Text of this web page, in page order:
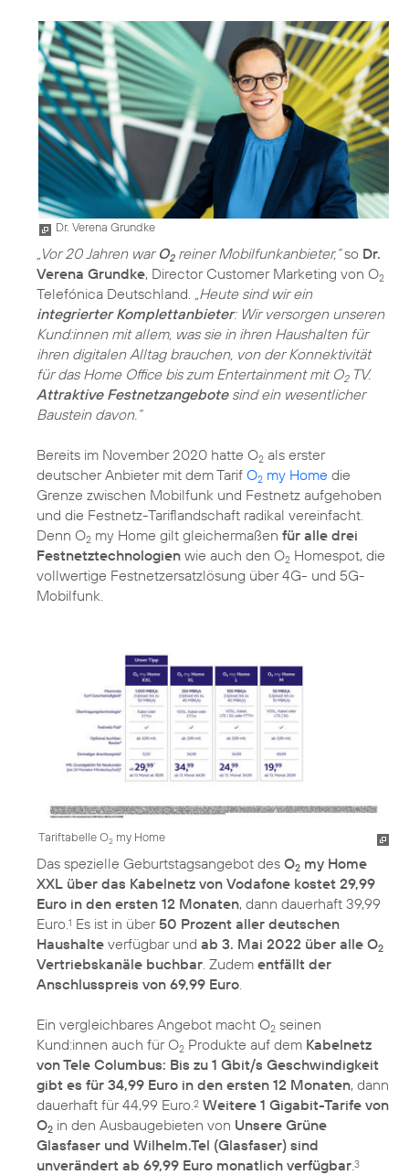
Dr. Verena Grundke
„Vor 20 Jahren war O2reiner Mobilfunkanbieter,“so Dr.
Verena Grundke, Director Customer Marketing von O2
Telefónica Deutschland. „Heute sind wir ein
integrierter Komplettanbieter: Wir versorgen unseren
Kund:innen mit allem, was sie in ihren Haushalten für
ihren digitalen Alltag brauchen, von der Konnektivität
für das Home Office bis zum Entertainment mit O2TV.
Attraktive Festnetzangebotesind ein wesentlicher
Baustein davon.“
Bereits im November 2020 hatte O2 als erster
deutscher Anbieter mit dem Tarif O2 my Home die
Grenze zwischen Mobilfunk und Festnetz aufgehoben
und die Festnetz-Tariflandschaft radikal vereinfacht.
Denn O2 my Home gilt gleichermaßen für alle drei
Festnetztechnologien wie auch den O2 Homespot, die
vollwertige Festnetzersatzlösung über 4G- und 5G-
Mobilfunk.
Tariftabelle O2 my Home
Das spezielle Geburtstagsangebot des O2 my Home
XXL über das Kabelnetz von Vodafone kostet 29,99
Euro in den ersten 12 Monaten, dann dauerhaft 39,99
Euro. 1 Es ist in über50 Prozent aller deutschen
Haushalte verfügbar und ab 3. Mai 2022 über alle O2
Vertriebskanäle buchbar . Zudem entfällt der
Anschlusspreis von 69,99 Euro
Ein vergleichbares Angebot macht O2 seinen
Kund:innen auch für O2 Produkte auf dem Kabelnetz
von Tele Columbus: Bis zu 1 Gbit/s Geschwindigkeit
gibt es für 34,99 Euro in den ersten 12 Monaten, dann
dauerhaft für 44,99 Euro. 2 Weitere 1 Gigabit-Tarife von
O2 in den Ausbaugebieten von Unsere Grüne
Glasfaser und Wilhelm.Tel (Glasfaser) sind
unverändert ab 69,99 Euro monatlich verfügbar 3